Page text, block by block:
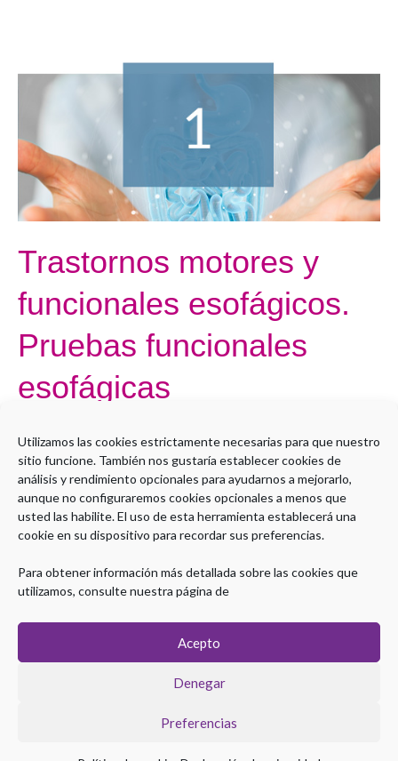
Utilizamos las cookies estrictamente necesarias para que nuestro
sitio funcione. También nos gustaría establecer cookies de
análisis y rendimiento opcionales para ayudarnos a mejorarlo,
aunque no configuraremos cookies opcionales a menos que
usted las habilite. El uso de esta herramienta establecerá una
cookie en su dispositivo para recordar sus preferencias.
Para obtener información más detallada sobre las cookies que
utilizamos, consulte nuestra página de
Acepto
Denegar
Preferencias
Trastornos motores y
funcionales esofágicos.
Pruebas funcionales
esofágicas
Sorry, but you do not have permission to view this content.
funcionales
Pruebas
funcionales
esofágicas
Leer más »